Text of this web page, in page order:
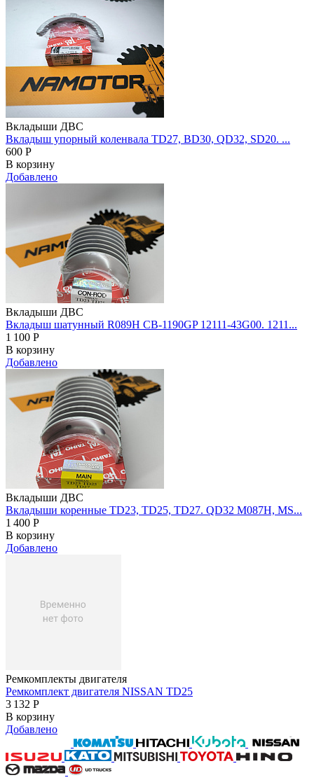
Вкладыши ДВС
Вкладыш упорный коленвала TD27, BD30, QD32, SD20. ...
600 Р
В корзину
Добавлено
Вкладыши ДВС
Вкладыш шатунный R089H CB-1190GP 12111-43G00. 1211...
1 100 Р
В корзину
Добавлено
Вкладыши ДВС
Вкладыши коренные TD23, TD25, TD27. QD32 M087H, MS...
1 400 Р
В корзину
Добавлено
Ремкомплекты двигателя
Ремкомплект двигателя NISSAN TD25
3 132 Р
В корзину
Добавлено